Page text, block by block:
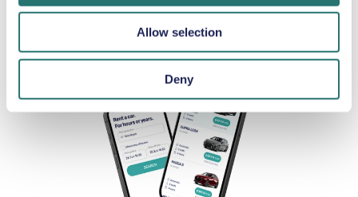
Allow selection
Deny
téléphone avec